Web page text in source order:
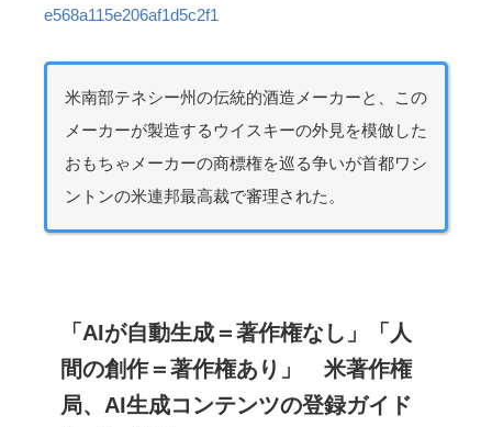
e568a115e206af1d5c2f1
米南部テネシー州の伝統的酒造メーカーと、この
メーカーが製造するウイスキーの外見を模倣した
おもちゃメーカーの商標権を巡る争いが首都ワシ
ントンの米連邦最高裁で審理された。
「AIが自動生成＝著作権なし」「人
間の創作＝著作権あり」 米著作権
局、AI生成コンテンツの登録ガイド